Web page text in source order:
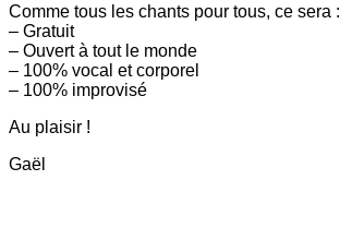
Comme tous les chants pour tous, ce sera :
– Gratuit
– Ouvert à tout le monde
– 100% vocal et corporel
– 100% improvisé
Au plaisir !
Gaël